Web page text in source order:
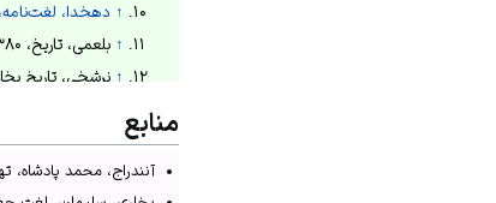
↑ دهخدا،
↑ بلعمی، تاریخ، ۱۳۸۰ش، ص744.
↑ نرشخی، تاریخ بخارا، ۱۳۶۳ش،
↑ رشیدالدین فضل‌الله، جامع
↑ گروسه، امپراطوری
منابع
آنندراج، محمد پادشاه،